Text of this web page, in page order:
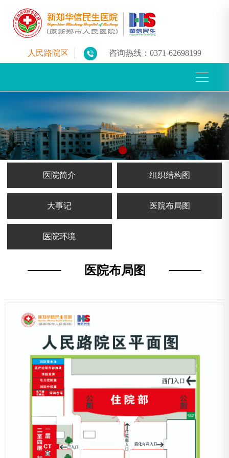
人民路院区 咨询热线：0371-62698199
医院简介 组织结构图
大事记 医院布局图
医院环境
医院布局图